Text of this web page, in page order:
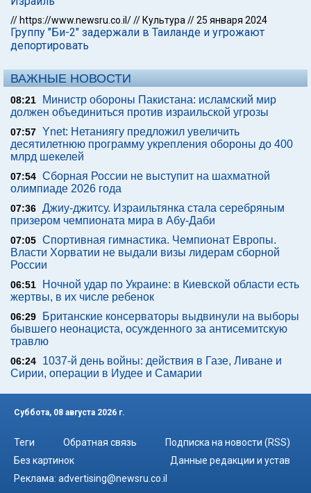
// https://www.newsru.co.il/// Культура //25 января 2024
Группу "Би-2" задержали в Таиланде и угрожают
депортировать
ВАЖНЫЕ НОВОСТИ
08:21
Министр обороны Пакистана: исламский мир
должен объединиться против израильской угрозы
07:57 Ynet: Нетаниягу предложил увеличить
десятилетнюю программу укрепления обороны до 400
млрд шекелей
07:54 Сборная России не выступит на шахматной
олимпиаде 2026 года
07:36 Джиу-джитсу. Израильтянка стала серебряным
призером чемпионата мира в Абу-Даби
07:05 Спортивная гимнастика. Чемпионат Европы.
Власти Хорватии не выдали визы лидерам сборной
России
06:51
Ночной удар по Украине: в Киевской области есть
жертвы, в их числе ребенок
06:29
Британские консерваторы выдвинули на выборы
бывшего неонациста, осужденного за антисемитскую
травлю
06:24
1037-й день войны: действия в Газе, Ливане и
Сирии, операции в Иудее и Самарии
Суббота, 08 августа 2026 г.
Теги Обратная связь
Подписка на новости (RSS)
Без картинок
Данные редакции и устав
Реклама: advertising@newsru.co.il